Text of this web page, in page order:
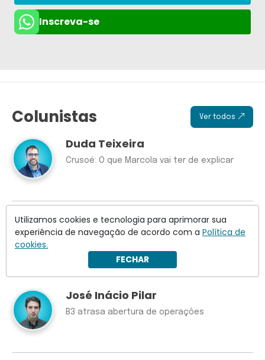
Utilizamos cookies e tecnologia para aprimorar sua
experiência de navegação de acordo com a Política de
cookies.
FECHAR
Inscreva-se
Colunistas Ver todos
Duda Teixeira
Crusoé: O que Marcola vai ter de explicar
Gustavo Nogy
Há Vorcaros que vêm para o bem
José Inácio Pilar
B3 atrasa abertura de operações